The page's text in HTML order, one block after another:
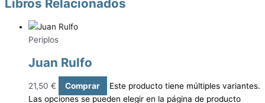
Libros Relacionados
Periplos
Juan Rulfo
21,50 € Comprar
Este producto tiene múltiples variantes.
Las opciones se pueden elegir en la página de producto